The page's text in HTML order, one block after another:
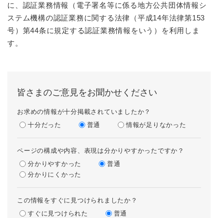
に、認証業務情報（電子署名等に係る地方公共団体情報シ
ステム機構の認証業務に関する法律（平成14年法律第153
号）第44条に規定する認証業務情報をいう）を利用しま
す。
皆さまのご意見をお聞かせください
お求めの情報が十分掲載されていましたか？
十分だった
普通 情報が足りなかった
ページの構成や内容、表現は分かりやすかったですか？
分かりやすかった
普通
分かりにくかった
この情報をすぐに見つけられましたか？
すぐに見つけられた
普通